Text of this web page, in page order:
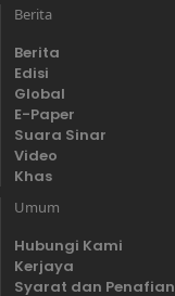
Berita
Berita
Edisi
Global
E-Paper
Suara Sinar
Video
Khas
Umum
Hubungi Kami
Kerjaya
Syarat dan Penafian